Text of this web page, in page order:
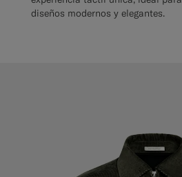
diseños modernos y elegantes.